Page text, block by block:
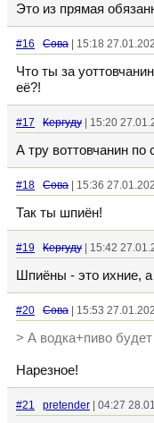
Это из прямая
#16 Сова | 15:18
Что ты за
её?!
#17 Кергуду | 15:20
А тру воттовчанин
#18 Сова | 15:36
Так ты шпиён!
#19 Кергуду | 15:42
Шпиёны - это ихние,
#20 Сова | 15:53
> А водка+пиво
Нарезное!
#21 pretender | 04:27